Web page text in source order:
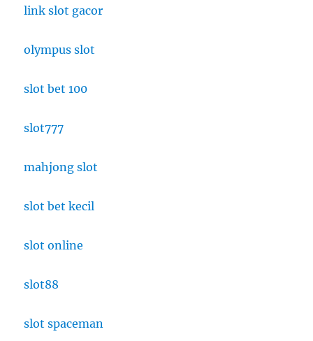
link slot gacor
olympus slot
slot bet 100
slot777
mahjong slot
slot bet kecil
slot online
slot88
slot spaceman